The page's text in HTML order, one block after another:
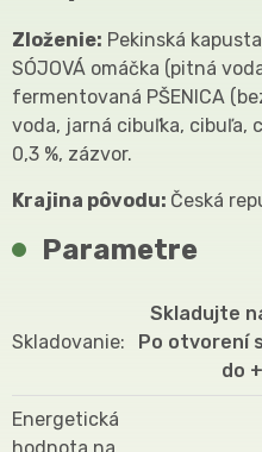
Zloženie: Pekinská
SÓJOVÁ omáčka (pitná
fermentovaná PŠENICA
voda, jarná cibuľka, cibuľa,
0,3 %, zázvor.
Krajina pôvodu: Česká
Parametre
Skladovanie
Skladujte
Po otvorení
do
Energetická